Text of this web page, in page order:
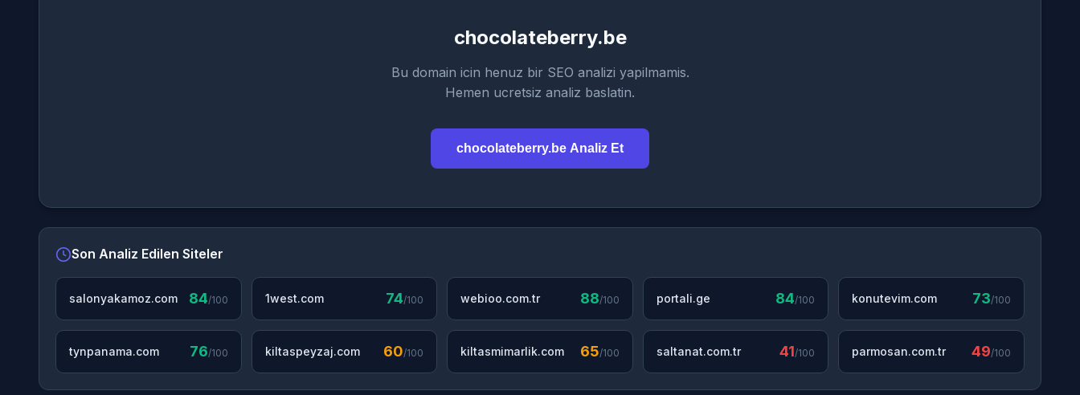
chocolateberry.be
Bu domain icin henuz bir SEO analizi yapilmamis.
Hemen ucretsiz analiz baslatin.
chocolateberry.be Analiz Et
Son Analiz Edilen Siteler
salonyakamoz.com 84/100 1west.com 74/100 webioo.com.tr 88/100 portali.ge 84/100 konutevim.com 73/100
tynpanama.com 76/100 kiltaspeyzaj.com 60/100 kiltasmimarlik.com 65/100 saltanat.com.tr 41/100 parmosan.com.tr 49/100